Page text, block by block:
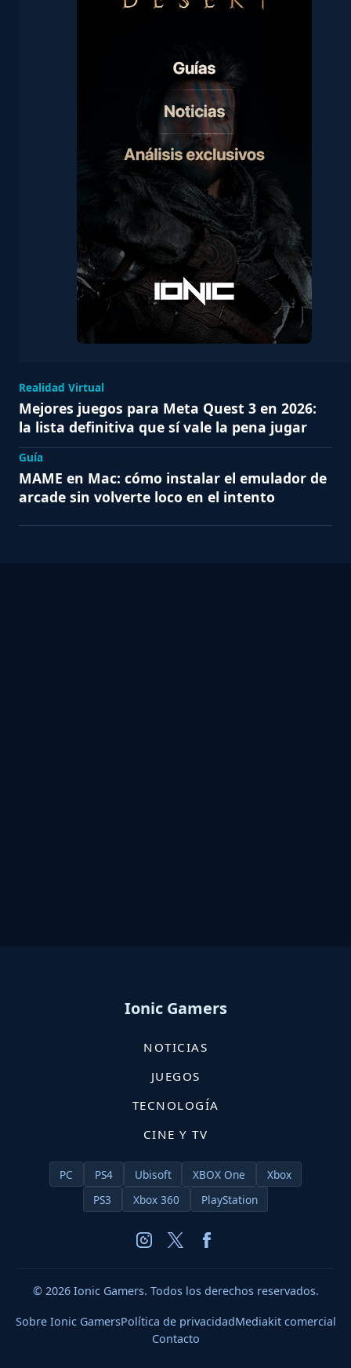
Realidad Virtual
Mejores juegos para Meta Quest 3 en 2026:
la lista definitiva que sí vale la pena jugar
Guía
MAME en Mac: cómo instalar el emulador de
arcade sin volverte loco en el intento
Ionic Gamers
NOTICIAS
JUEGOS
TECNOLOGÍA
CINE Y TV
PC PS4 Ubisoft XBOX One
Xbox
PS3
Xbox 360 PlayStation
© 2026 Ionic Gamers. Todos los derechos reservados.
Sobre Ionic GamersPolítica de privacidadMediakit comercial
Contacto